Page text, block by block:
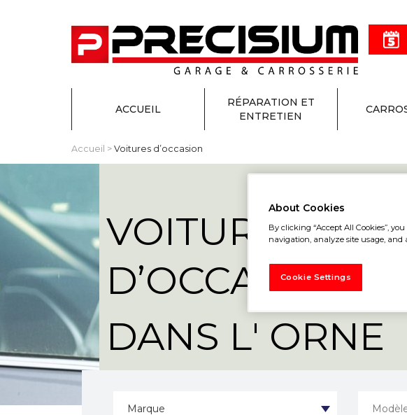
ACCUEIL
RÉPARATION ET
ENTRETIEN
Accueil > Voitures d’occasion
VOITURES
D’OCCASION
DANS L' ORNE
About Cookies
By clicking “Accept All Cookies”,
navigation, analyze site usage,
Cookie Settings